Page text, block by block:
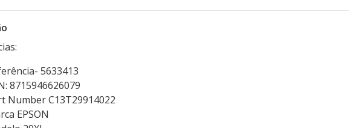
5633413
8715946626079
Number C13T29914022
EPSON